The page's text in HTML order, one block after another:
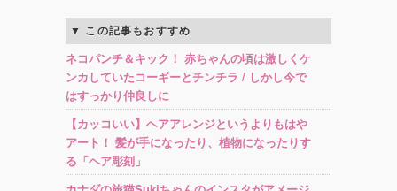
この記事もおすすめ
ネコパンチ＆キック！ 赤ちゃんの頃は激しくケ
ンカしていたコーギーとチンチラ / しかし今で
はすっかり仲良しに
【カッコいい】ヘアアレンジというよりもはや
アート！ 髪が手になったり、植物になったりす
る「ヘア彫刻」